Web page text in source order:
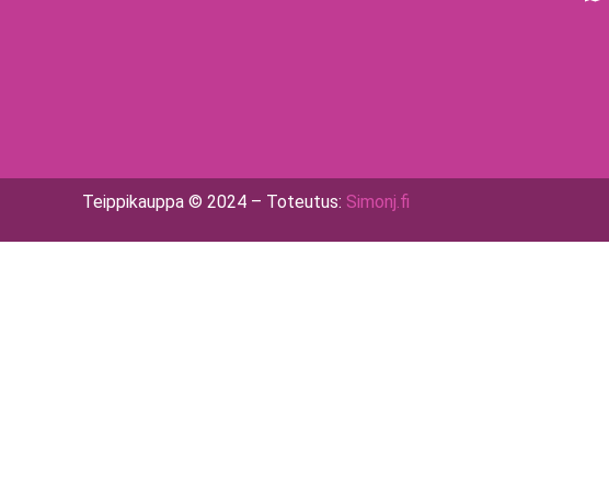
Teippikauppa © 2024 – Toteutus: Simonj.fi